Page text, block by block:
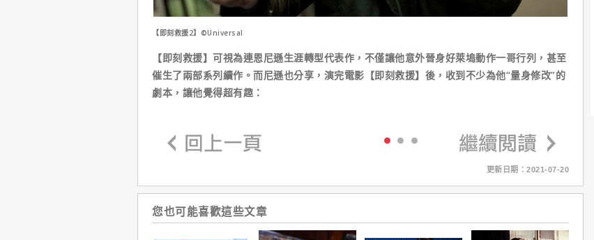
【即刻救援2】©Universal
【即刻救援】可視為連恩尼遜生涯轉型代表作，不僅讓他意外晉身好萊塢動作一哥行列，甚至
催生了兩部系列續作。而尼遜也分享，演完電影【即刻救援】後，收到不少為他“量身修改”的
劇本，讓他覺得超有趣：
更新日期：2021-07-20
您也可能喜歡這些文章